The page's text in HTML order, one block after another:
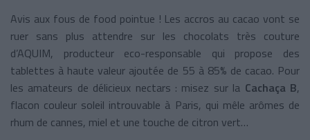
Avis aux fous de food pointue ! Les accros au cacao vont se
ruer sans plus attendre sur les chocolats très couture
d’AQUIM, producteur eco-responsable qui propose des
tablettes à haute valeur ajoutée de 55 à 85% de cacao. Pour
les amateurs de délicieux nectars : misez sur la Cachaça B,
flacon couleur soleil introuvable à Paris, qui mêle arômes de
rhum de cannes, miel et une touche de citron vert…